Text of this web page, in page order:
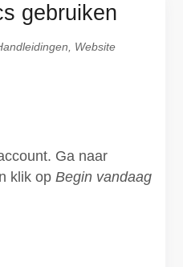
gebruiken
Website
Ga naar
klik op Begin vandaag